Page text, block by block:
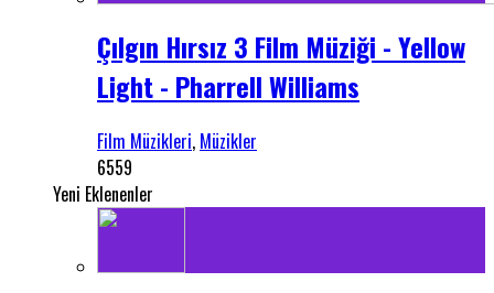
Çılgın Hırsız 3 Film Müziği - Yellow
Light - Pharrell Williams
Film Müzikleri, Müzikler
6559
Yeni Eklenenler